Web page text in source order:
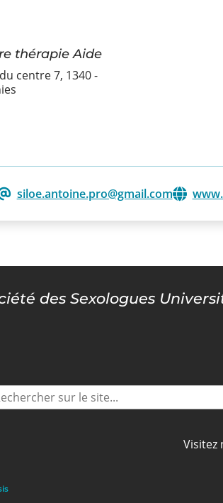
thérapie Aide
centre 7, 1340 -
siloe.antoine.pro@gmail.com
des Sexologues
Visitez